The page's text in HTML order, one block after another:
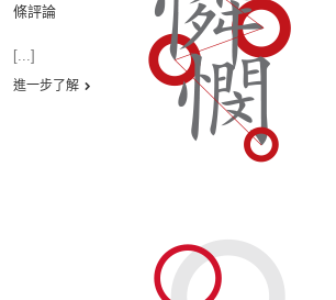
條評論
[...]
進一步了解